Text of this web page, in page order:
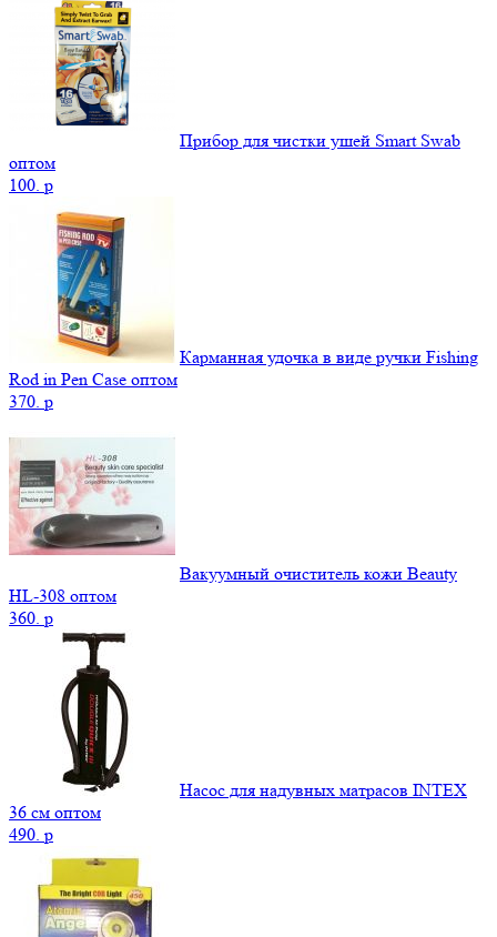
Прибор для чистки ушей Smart Swab
оптом
100. p
Карманная удочка в виде ручки Fishing
Rod in Pen Case оптом
370. p
Вакуумный очиститель кожи Beauty
НL-308 оптом
360. p
Насос для надувных матрасов INTEX
36 см оптом
490. p